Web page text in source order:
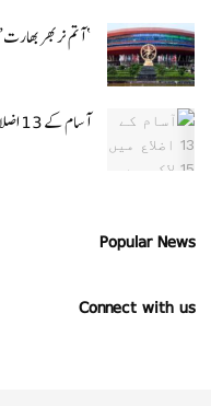
‘ آتم نربھر
آسام کے 13 اضلاع میں 15 لاکھ سے زائد افراد سیلاب سے متاثر
Popular News
Connect with us